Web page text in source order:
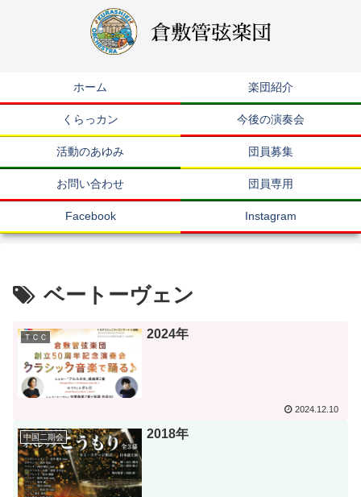
ホーム 楽団紹介
くらっカン 今後の演奏会
活動のあゆみ 団員募集
お問い合わせ 団員専用
Facebook Instagram
ベートーヴェン
ＴＣＣ 2024年
2024.12.10
中国二期会 2018年